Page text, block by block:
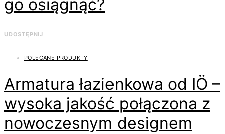
go osiągnąć?
UDOSTĘPNIJ
POLECANE PRODUKTY
Armatura łazienkowa od IÖ –
wysoka jakość połączona z
nowoczesnym designem